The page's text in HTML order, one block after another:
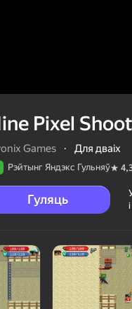
Pixel
Games · Для дваіх
Рэйтынг Яндэкс Гульняў
Гуляць